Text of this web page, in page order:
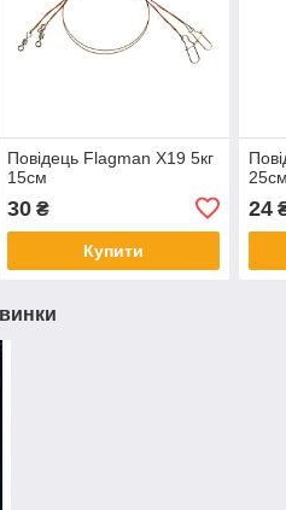
Повідець Flagman X19 5кг
15см
30₴
Купити
24